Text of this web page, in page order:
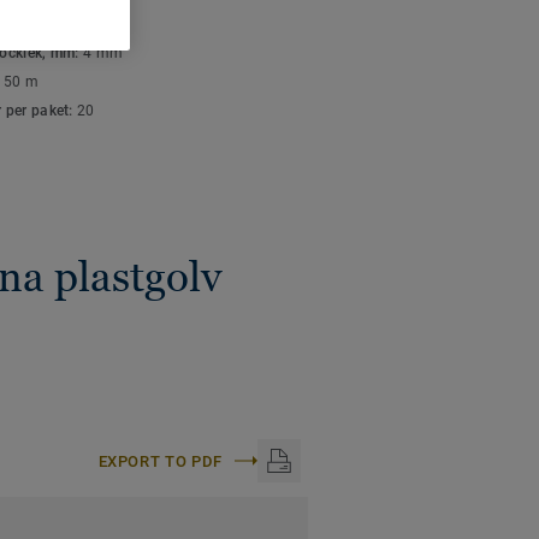
är lätta att hålla rena
golven. Våra
mm:4 mm
50 m
paket: 20
plastgolv
EXPORT TO PDF